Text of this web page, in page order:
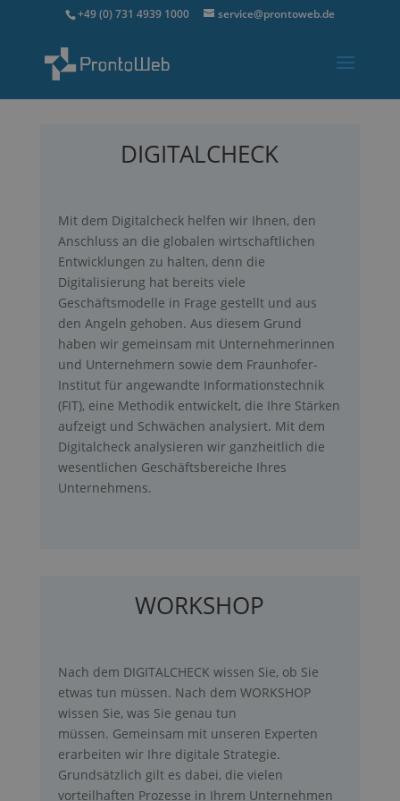
+49 (0) 731 4939 1000 service@prontoweb.de
DIGITALCHECK
Mit dem Digitalcheck helfen wir Ihnen, den
Anschluss an die globalen wirtschaftlichen
Entwicklungen zu halten, denn die
Digitalisierung hat bereits viele
Geschäftsmodelle in Frage gestellt und aus
den Angeln gehoben. Aus diesem Grund
haben wir gemeinsam mit Unternehmerinnen
und Unternehmern sowie dem Fraunhofer-
Institut für angewandte Informationstechnik
(FIT), eine Methodik entwickelt, die Ihre Stärken
aufzeigt und Schwächen analysiert. Mit dem
Digitalcheck analysieren wir ganzheitlich die
wesentlichen Geschäftsbereiche Ihres
Unternehmens.
WORKSHOP
Nach dem DIGITALCHECK wissen Sie, ob Sie
etwas tun müssen. Nach dem WORKSHOP
wissen Sie, was Sie genau tun
müssen. Gemeinsam mit unseren Experten
erarbeiten wir Ihre digitale Strategie.
Grundsätzlich gilt es dabei, die vielen
vorteilhaften Prozesse in Ihrem Unternehmen